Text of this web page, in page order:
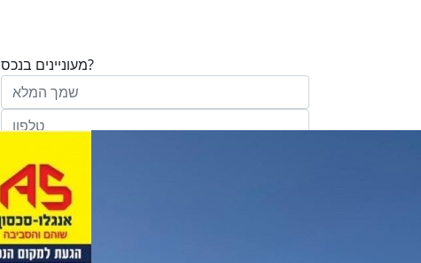
מעוניינים בנכס?
הריני נותן בזאת את הסכמתי המפורשת לקבל
מחב' אנגלו סכסון סוכנות לנכסים (ישראל 1992)
בע"מ ו/או מי מטעמה ("אנגלו סכסון") בדוא"ל,
במסרונים ובשיחת טלפון שיווקית, הצעות ודברי שיווק